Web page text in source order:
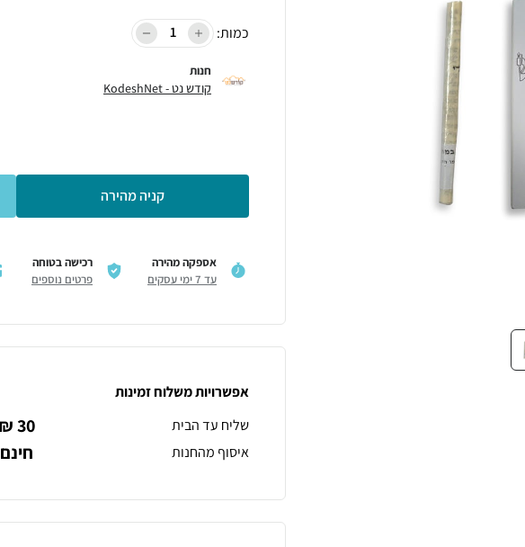
כמות:
חנות
קודש נט - KodeshNet
קניה מהירה
אספקה מהירה
עד 7 ימי עסקים
רכישה בטוחה
פרטים נוספים
אפשרויות משלוח זמינות
שליח עד הבית
30 ₪
איסוף מהחנות חינם